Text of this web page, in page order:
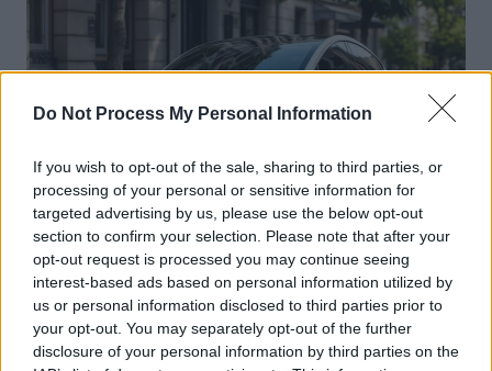
Do Not Process My Personal Information
If you wish to opt-out of the sale, sharing to third parties, or
processing of your personal or sensitive information for
targeted advertising by us, please use the below opt-out
section to confirm your selection. Please note that after your
opt-out request is processed you may continue seeing
interest-based ads based on personal information utilized by
us or personal information disclosed to third parties prior to
your opt-out. You may separately opt-out of the further
disclosure of your personal information by third parties on the
Actus Info
Elon Musk nuirait gravement à Tesla
selon une étude européenne